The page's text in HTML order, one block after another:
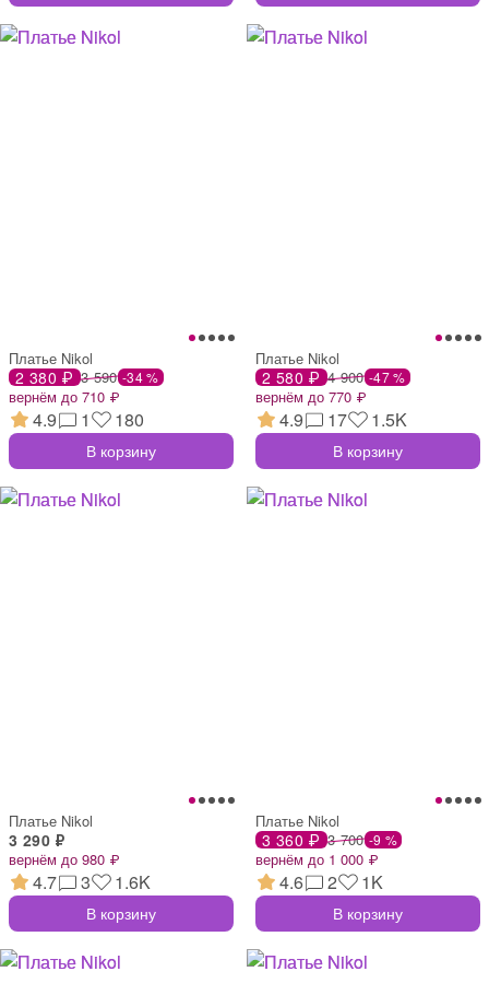
Платье Nikol
2 380 ₽ 3 590 -34 %
вернём до 710 ₽
4.9 1 180
В корзину
Платье Nikol
2 580 ₽ 4 900 -47 %
вернём до 770 ₽
4.9 17 1.5K
В корзину
Платье Nikol
3 290 ₽
вернём до 980 ₽
4.7 3 1.6K
В корзину
Платье Nikol
3 360 ₽ 3 700 -9 %
вернём до 1 000 ₽
4.6 2 1K
В корзину